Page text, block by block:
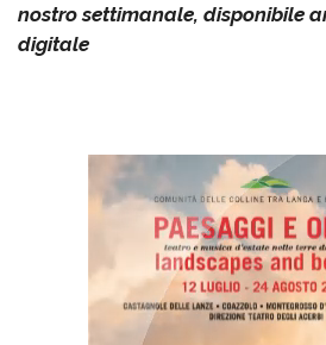
nostro settimanale, disponibile
digitale